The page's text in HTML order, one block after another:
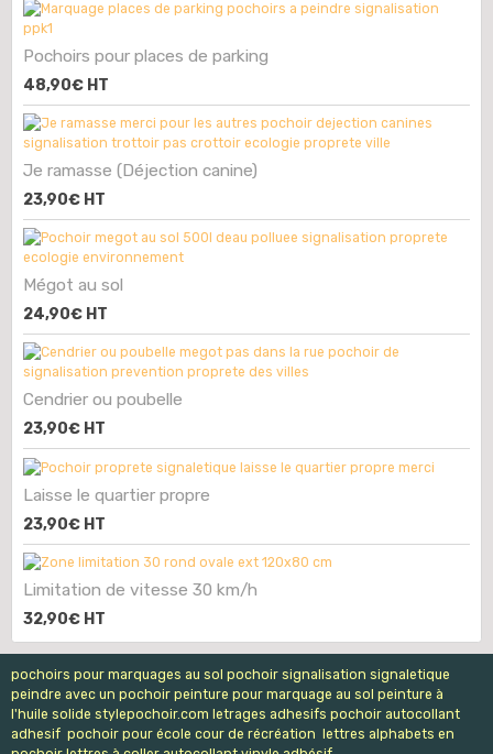
Pochoirs pour places de parking
48,90€ HT
Je ramasse (Déjection canine)
23,90€ HT
Mégot au sol
24,90€ HT
Cendrier ou poubelle
23,90€ HT
Laisse le quartier propre
23,90€ HT
Limitation de vitesse 30 km/h
32,90€ HT
pochoirs pour marquages au sol pochoir signalisation signaletique
peindre avec un pochoir peinture pour marquage au sol peinture à
l'huile solide stylepochoir.com letrages adhesifs pochoir autocollant
adhesif pochoir pour école cour de récréation lettres alphabets en